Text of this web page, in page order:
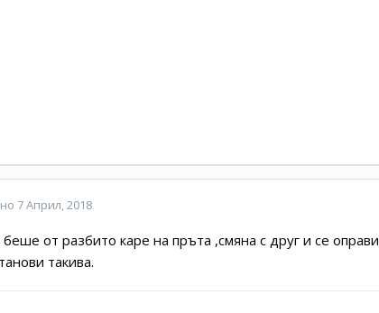
7 Април, 2018
от разбито каре на пръта ,смяна с друг и се
такива.